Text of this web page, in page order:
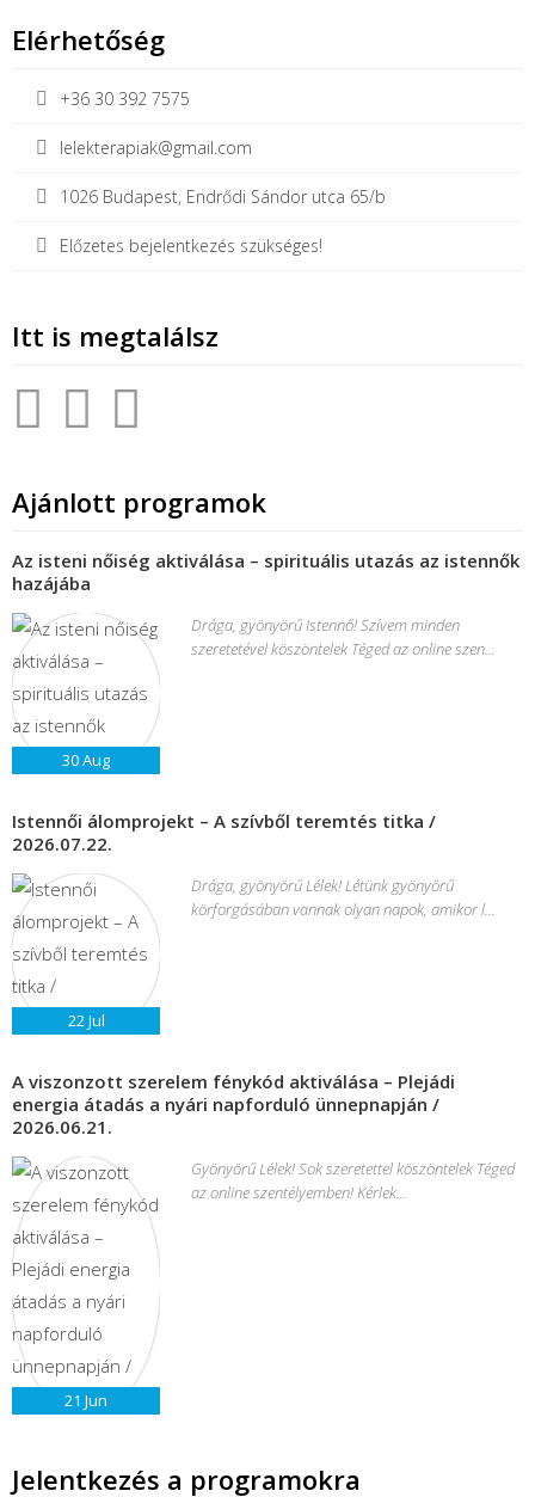
Elérhetőség
+36 30 392 7575
lelekterapiak@gmail.com
1026 Budapest, Endrődi Sándor utca 65/b
Előzetes bejelentkezés szükséges!
Itt is megtalálsz
Ajánlott programok
Az isteni nőiség aktiválása – spirituális utazás az istennők
hazájába
30Aug
Drága, gyönyörű Istennő! Szívem minden
szeretetével köszöntelek Téged az online szen...
Istennői álomprojekt – A szívből teremtés titka /
2026.07.22.
22Jul
Drága, gyönyörű Lélek! Létünk gyönyörű
körforgásában vannak olyan napok, amikor l...
A viszonzott szerelem fénykód aktiválása – Plejádi
energia átadás a nyári napforduló ünnepnapján /
2026.06.21.
21 Jun
Gyönyörű Lélek! Sok szeretettel köszöntelek Téged
az online szentélyemben! Kérlek...
Jelentkezés a programokra